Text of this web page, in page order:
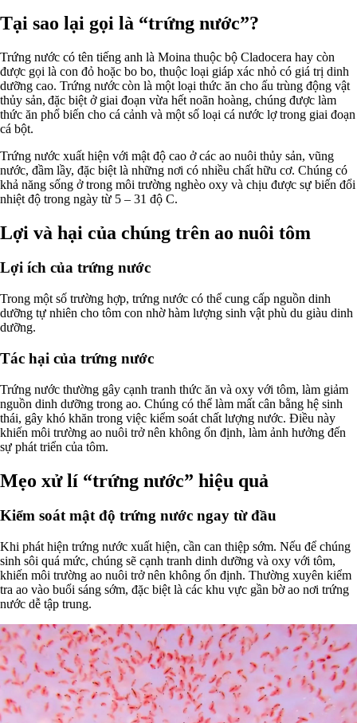
Tại sao lại gọi là “trứng nước”?
Trứng nước có tên tiếng anh là Moina thuộc bộ Cladocera hay còn
được gọi là con đỏ hoặc bo bo, thuộc loại giáp xác nhỏ có giá trị dinh
dưỡng cao. Trứng nước còn là một loại thức ăn cho ấu trùng động vật
thủy sản, đặc biệt ở giai đoạn vừa hết noãn hoàng, chúng được làm
thức ăn phổ biến cho cá cảnh và một số loại cá nước lợ trong giai đoạn
cá bột.
Trứng nước xuất hiện với mật độ cao ở các ao nuôi thủy sản, vũng
nước, đầm lầy, đặc biệt là những nơi có nhiều chất hữu cơ. Chúng có
khả năng sống ở trong môi trường nghèo oxy và chịu được sự biến đổi
nhiệt độ trong ngày từ 5 – 31 độ C.
Lợi và hại của chúng trên ao nuôi tôm
Lợi ích của trứng nước
Trong một số trường hợp, trứng nước có thể cung cấp nguồn dinh
dưỡng tự nhiên cho tôm con nhờ hàm lượng sinh vật phù du giàu dinh
dưỡng.
Tác hại của trứng nước
Trứng nước thường gây cạnh tranh thức ăn và oxy với tôm, làm giảm
nguồn dinh dưỡng trong ao. Chúng có thể làm mất cân bằng hệ sinh
thái, gây khó khăn trong việc kiểm soát chất lượng nước. Điều này
khiến môi trường ao nuôi trở nên không ổn định, làm ảnh hưởng đến
sự phát triển của tôm.
Mẹo xử lí “trứng nước” hiệu quả
Kiểm soát mật độ trứng nước ngay từ đầu
Khi phát hiện trứng nước xuất hiện, cần can thiệp sớm. Nếu để chúng
sinh sôi quá mức, chúng sẽ cạnh tranh dinh dưỡng và oxy với tôm,
khiến môi trường ao nuôi trở nên không ổn định. Thường xuyên kiểm
tra ao vào buổi sáng sớm, đặc biệt là các khu vực gần bờ ao nơi trứng
nước dễ tập trung.